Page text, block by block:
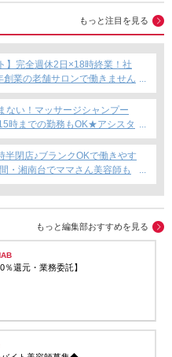
もっと注目を見る
】完全週休2日×18時終業！社
業の老舗サロンで働きません
ない！マッサージシャンプー
時までの勤務もOK★アシスタ
半閉店♪ブランクOKで働きやす
・湘南台でママさん美容師も
もっと編集部おすすめを見る